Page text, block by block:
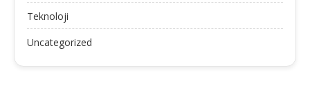
Teknoloji
Uncategorized